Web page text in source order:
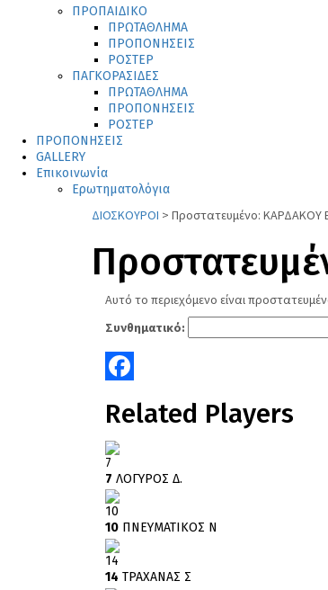
ΠΡΟΠΑΙΔΙΚΟ
ΠΡΩΤΑΘΛΗΜΑ
ΠΡΟΠΟΝΗΣΕΙΣ
ΡΟΣΤΕΡ
ΠΑΓΚΟΡΑΣΙΔΕΣ
ΠΡΩΤΑΘΛΗΜΑ
ΠΡΟΠΟΝΗΣΕΙΣ
ΡΟΣΤΕΡ
ΠΡΟΠΟΝΗΣΕΙΣ
GALLERY
Επικοινωνία
Ερωτηματολόγια
ΔΙΟΣΚΟΥΡΟΙ > Πρoστατευμένο: ΚΑΡΔΑΚΟΥ
Αυτό το περιεχόμενο είναι
Συνθηματικό:
Related Players
7
7 ΛΟΓΥΡΟΣ Δ.
10
10 ΠΝΕΥΜΑΤΙΚΟΣ Ν
14
14 ΤΡΑΧΑΝΑΣ Σ